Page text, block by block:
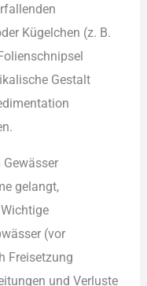
Kügelchen (z. B.
Gestalt
Gewässer
gelangt,
(vor
Freisetzung
u‬nd Verluste